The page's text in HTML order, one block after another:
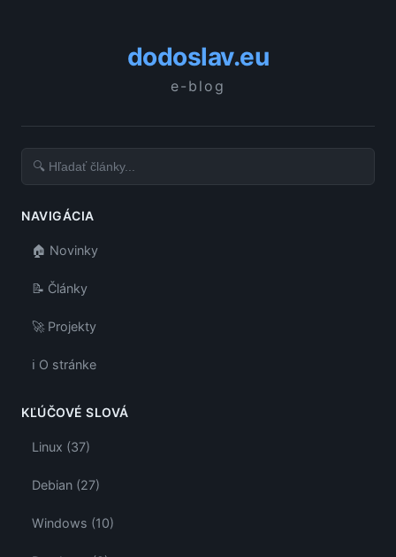
dodoslav.eu
e-blog
NAVIGÁCIA
🏠 Novinky
📝 Články
🚀 Projekty
ℹ️ O stránke
KĽÚČOVÉ SLOVÁ
Linux (37)
Debian (27)
Windows (10)